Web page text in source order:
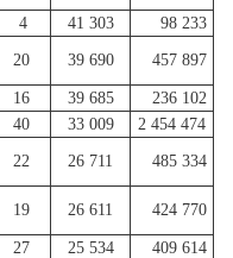
4 41 303 98 233
20 39 690 457 897
16 39 685
236 102
40 33 009 2 454 474
22 26 711 485 334
19 26 611 424 770
27 25 534 409 614